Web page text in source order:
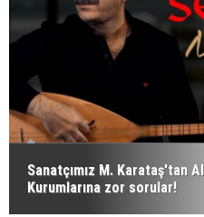
Sanatçımız M. Karataş'tan
Kurumlarına zor sorular!